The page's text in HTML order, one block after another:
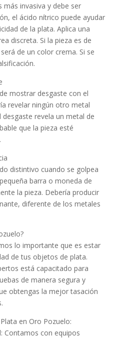
más invasiva y debe ser
el ácido nítrico puede ayudar
de la plata. Aplica una
discreta. Si la pieza es de
de un color crema. Si se
mostrar desgaste con el
revelar ningún otro metal
desgaste revela un metal de
que la pieza esté
distintivo cuando se golpea
barra o moneda de
la pieza. Debería producir
diferente de los metales
lo importante que es estar
de tus objetos de plata.
está capacitado para
de manera segura y
obtengas la mejor tasación
en Oro Pozuelo:
Contamos con equipos